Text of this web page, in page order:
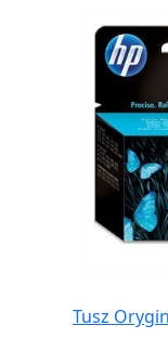
Tusz